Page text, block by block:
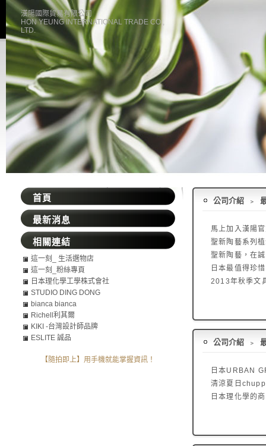
漢陽國際貿易有限公司
HON YEUNG INTERNATIONAL TRADE CO.,
LTD.
公司介紹 ﹥
馬上加入漢陽
聖新陶藝系列
聖新陶藝，在
日本最值得珍
2013年秋季文
公司介紹 ﹥
日本URBAN
清涼夏日
日本理化學的
首頁
最新消息
相關連結
這一刻_ 生活選物店
這一刻_粉絲專頁
日本理化學工學株式會社
STUDIO DING DONG
bianca bianca
Richell利其爾
KIKI -台灣設計師品牌
ESLITE 誠品
【隨拍即上】用手機就能掌握資訊！